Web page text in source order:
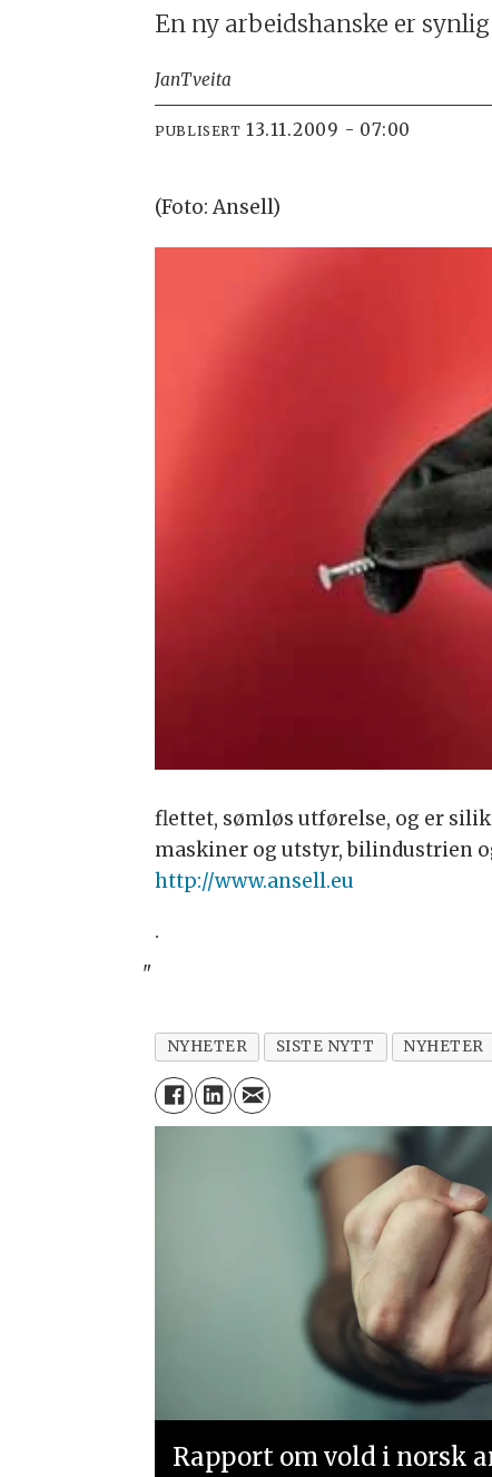
En ny arbeidshanske er
JanTveita
PUBLISERT 13.11.2009 - 07:00
(Foto: Ansell)
flettet, sømløs utførelse, og er
maskiner og utstyr, bilindustrien
http://www.ansell.eu
.
"
NYHETER SISTE NYTT NYHETER
Rapport om vold i norsk